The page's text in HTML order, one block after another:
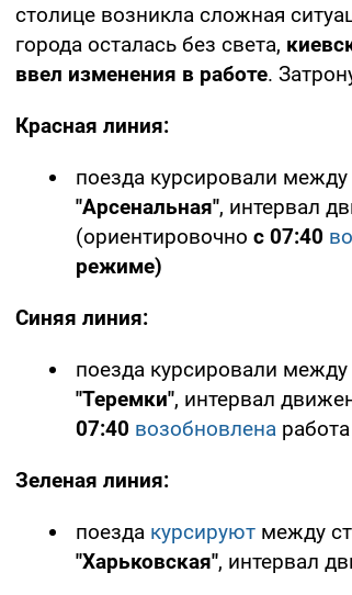
столице возникла сложная
города осталась без света,
ввел изменения в работе.
Красная линия:
поезда курсировали
"Арсенальная", интервал
(ориентировочно с 07:40
режиме)
Синяя линия:
поезда курсировали
"Теремки", интервал
07:40 возобновлена работа
Зеленая линия:
поезда курсируют между
"Харьковская", интервал